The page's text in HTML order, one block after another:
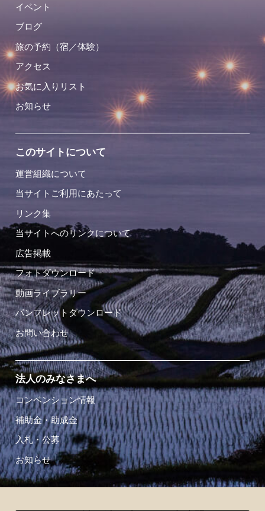
イベント
ブログ
旅の予約（宿／体験）
アクセス
お気に入りリスト
お知らせ
このサイトについて
運営組織について
当サイトご利用にあたって
リンク集
当サイトへのリンクについて
広告掲載
フォトダウンロード
動画ライブラリー
パンフレットダウンロード
お問い合わせ
法人のみなさまへ
コンベンション情報
補助金・助成金
入札・公募
お知らせ